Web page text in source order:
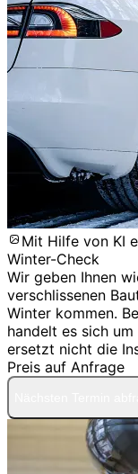
Mit Hilfe von KI
Winter-Check
Wir geben Ihnen
verschlissenen
Winter kommen.
handelt es sich
ersetzt nicht die
Preis auf Anfrage